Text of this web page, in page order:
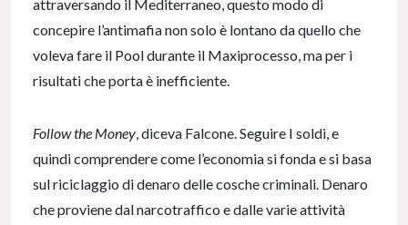
attraversando il Mediterraneo, questo modo di
concepire l’antimafia non solo è lontano da quello che
voleva fare il Pool durante il Maxiprocesso, ma per i
risultati che porta è inefficiente.
Follow the Money, diceva Falcone. Seguire I soldi, e
quindi comprendere come l’economia si fonda e si basa
sul riciclaggio di denaro delle cosche criminali. Denaro
che proviene dal narcotraffico e dalle varie attività